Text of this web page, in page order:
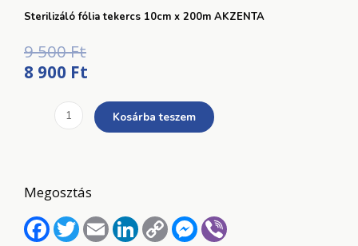
Sterilizáló fólia tekercs 10cm x 200m AKZENTA
9 500Ft
Original
price
500 Ft.
8 900 Ft
Current
price
900 Ft.
Autokláv
sterilizáló
200m
AKZENTA
mennyiség
Kosárba teszem
Megosztás
FacebookTwitterEmail LinkedInCopy
Link
Messenger